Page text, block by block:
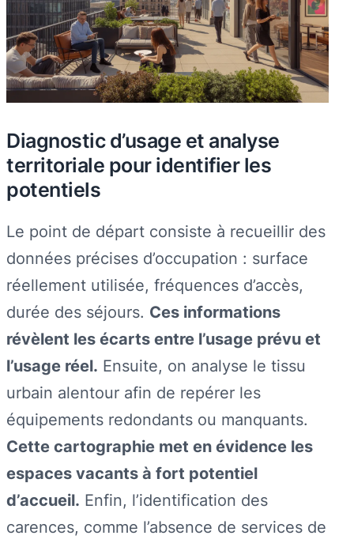
Diagnostic d’usage et analyse
territoriale pour identifier les
potentiels
Le point de départ consiste à recueillir des
données précises d’occupation : surface
réellement utilisée, fréquences d’accès,
durée des séjours. Ces informations
révèlent les écarts entre l’usage prévu et
l’usage réel. Ensuite, on analyse le tissu
urbain alentour afin de repérer les
équipements redondants ou manquants.
Cette cartographie met en évidence les
espaces vacants à fort potentiel
d’accueil. Enfin, l’identification des
carences, comme l’absence de services de